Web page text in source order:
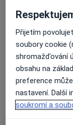
Dobrý
Vršovická
00
Dostupnost
Na této
Co mám v
Přijetím
soubory cookie
shromažďování
obsahu na
preference
nastavení. Další
soukromí a